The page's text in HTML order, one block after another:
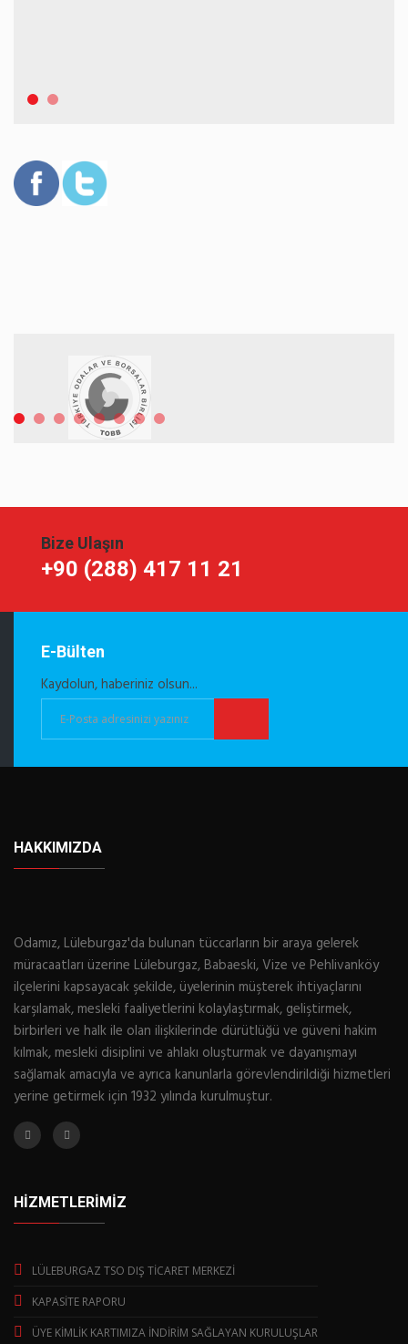
Bize Ulaşın
+90 (288) 417 11 21
E-Bülten
Kaydolun, haberiniz olsun...
HAKKIMIZDA
Odamız, Lüleburgaz'da bulunan tüccarların bir araya gelerek
müracaatları üzerine Lüleburgaz, Babaeski, Vize ve Pehlivanköy
ilçelerini kapsayacak şekilde, üyelerinin müşterek ihtiyaçlarını
karşılamak, mesleki faaliyetlerini kolaylaştırmak, geliştirmek,
birbirleri ve halk ile olan ilişkilerinde dürütlüğü ve güveni hakim
kılmak, mesleki disiplini ve ahlakı oluşturmak ve dayanışmayı
sağlamak amacıyla ve ayrıca kanunlarla görevlendirildiği hizmetleri
yerine getirmek için 1932 yılında kurulmuştur.
HİZMETLERİMİZ
LÜLEBURGAZ TSO DIŞ TİCARET MERKEZİ
KAPASİTE RAPORU
ÜYE KİMLİK KARTIMIZA İNDİRİM SAĞLAYAN KURULUŞLAR